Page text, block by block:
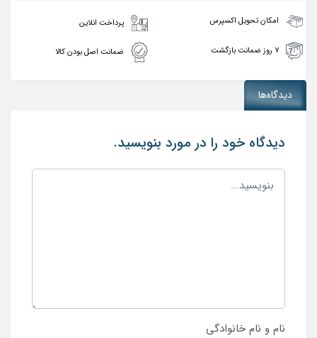
امکان تحویل اکسپرس پرداخت انلاین
۷ روز ضمانت بازگشت ضمانت اصل بودن کالا
دیدگاه‌ها
دیدگاه خود را در مورد بنویسید.
نام و نام خانوادگی